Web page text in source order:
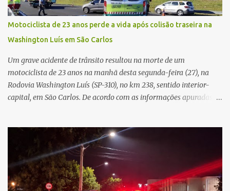
regionalização dos serviços de saúde. Entretanto, em um cenário
de demandas crescentes e recursos necessariamente limitados, a
principal missão da gestão pública não é apenas investir mais,
mas decidir melhor onde investir para produzir o maior benefício
possível à população. Essa reflexão encontra respaldo tanto na
teoria da admini...
Motociclista de 23 anos perde a vida após colisão traseira na
Washington Luís em São Carlos
Um grave acidente de trânsito resultou na morte de um
motociclista de 23 anos na manhã desta segunda-feira (27), na
Rodovia Washington Luís (SP-310), no km 238, sentido interior-
capital, em São Carlos. De acordo com as informações apuradas no
veículo, o trânsito estava lento e congestionado devido a obras
realizadas na rodovia, momento em que ocorreu o impacto. Com
a violência da colisão, o motociclista foi arremessado ao solo.
Testemunhas relataram que o capacete teria se desprendido
durante o acidente. O jovem sofreu ferimentos gravíssimos e